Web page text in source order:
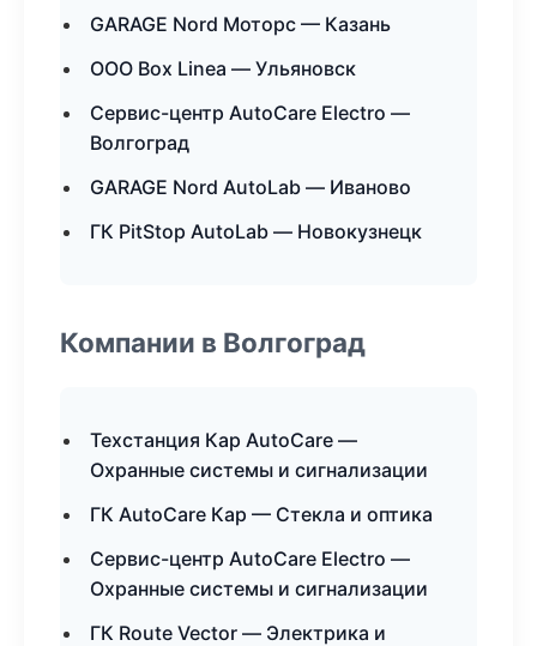
GARAGE Nord Моторс — Казань
ООО Box Linea — Ульяновск
Сервис-центр AutoCare Electro —
Волгоград
GARAGE Nord AutoLab — Иваново
ГК PitStop AutoLab — Новокузнецк
Компании в Волгоград
Техстанция Кар AutoCare —
Охранные системы и сигнализации
ГК AutoCare Кар — Стекла и оптика
Сервис-центр AutoCare Electro —
Охранные системы и сигнализации
ГК Route Vector — Электрика и